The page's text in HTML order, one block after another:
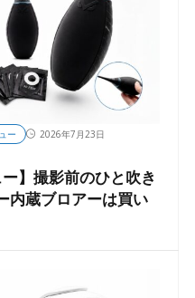
ー
2026年7月23日
ー】撮影前のひと吹き
内蔵ブロアーは買い